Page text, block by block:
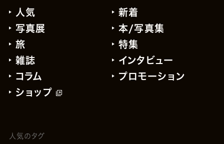
人気
新着
写真展
本/写真集
旅
特集
雑誌
インタビュー
コラム
プロモーション
ショップ
人気のタグ